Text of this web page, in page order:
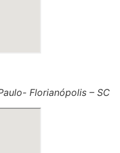
Florianópolis – SC